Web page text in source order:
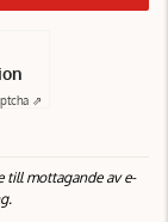
⇗
till mottagande av e-